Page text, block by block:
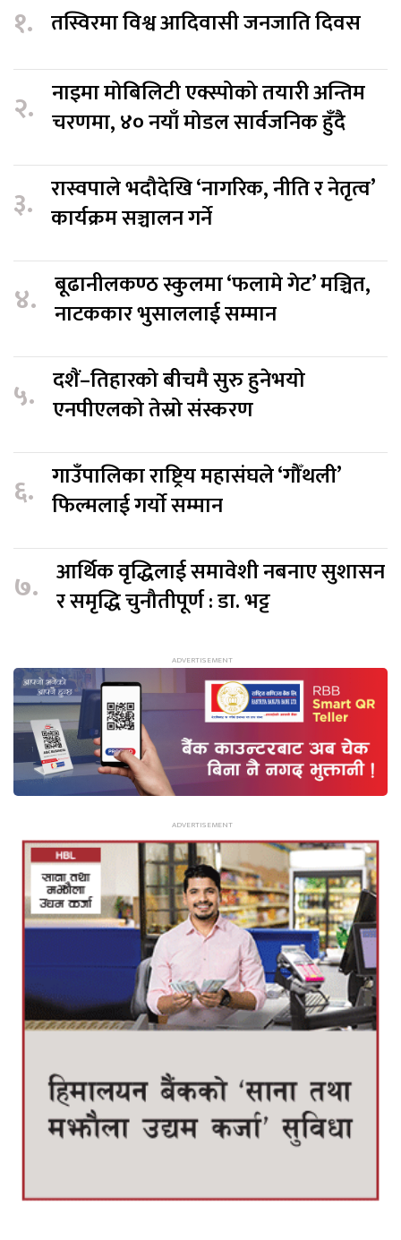
१. तस्विरमा विश्व आदिवासी जनजाति दिवस
२. नाइमा मोबिलिटी एक्स्पोको तयारी अन्तिम
चरणमा, ४० नयाँ मोडल सार्वजनिक हुँदै
३. रास्वपाले भदौदेखि ‘नागरिक, नीति र नेतृत्व’
कार्यक्रम सञ्चालन गर्ने
४. बूढानीलकण्ठ स्कुलमा ‘फलामे गेट’ मञ्चित,
नाटककार भुसाललाई सम्मान
५. दशैं–तिहारको बीचमै सुरु हुनेभयो
एनपीएलको तेस्रो संस्करण
६. गाउँपालिका राष्ट्रिय महासंघले ‘गौँथली’
फिल्मलाई गर्याे सम्मान
७. आर्थिक वृद्धिलाई समावेशी नबनाए सुशासन
र समृद्धि चुनौतीपूर्ण : डा. भट्ट